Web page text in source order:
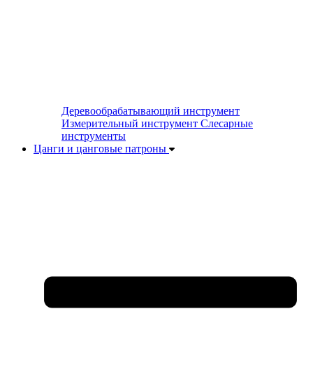
Деревообрабатывающий инструмент
Измерительный инструмент Слесарные
инструменты
Цанги и цанговые патроны